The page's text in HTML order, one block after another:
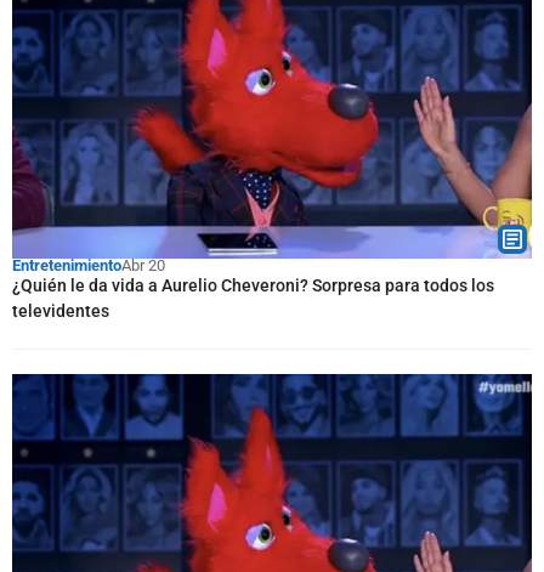
EntretenimientoAbr 20
¿Quién le da vida a Aurelio Cheveroni? Sorpresa para todos los
televidentes